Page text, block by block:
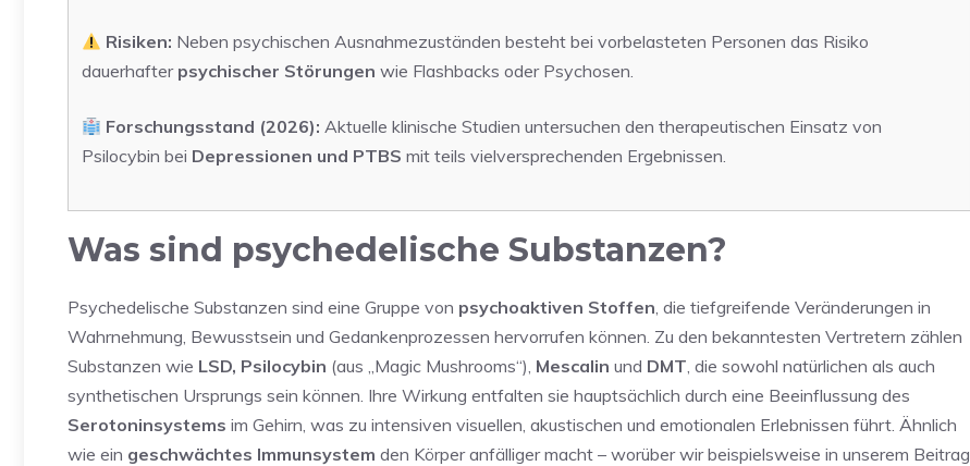
Risiken: Neben psychischen Ausnahmezuständen besteht bei vorbelasteten Personen das Risiko
dauerhafter psychischer Störungen wie Flashbacks oder Psychosen.
Forschungsstand (2026): Aktuelle klinische Studien untersuchen den therapeutischen Einsatz von
Psilocybin bei Depressionen und PTBS mit teils vielversprechenden Ergebnissen.
Was sind psychedelische Substanzen?
Psychedelische Substanzen sind eine Gruppe von psychoaktiven Stoffen, die tiefgreifende Veränderungen in
Wahrnehmung, Bewusstsein und Gedankenprozessen hervorrufen können. Zu den bekanntesten Vertretern zählen
Substanzen wie LSD, Psilocybin (aus „Magic Mushrooms“), Mescalin und DMT, die sowohl natürlichen als auch
synthetischen Ursprungs sein können. Ihre Wirkung entfalten sie hauptsächlich durch eine Beeinflussung des
Serotoninsystems im Gehirn, was zu intensiven visuellen, akustischen und emotionalen Erlebnissen führt. Ähnlich
wie ein geschwächtes Immunsystem den Körper anfälliger macht – worüber wir beispielsweise in unserem Beitrag